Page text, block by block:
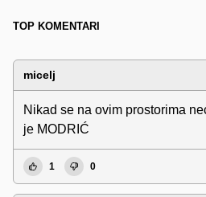
TOP KOMENTARI
micelj
Nikad se na ovim prostorima
je MODRIĆ
1 0